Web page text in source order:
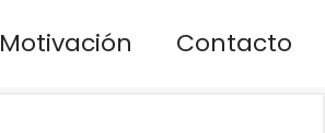
Motivación Contacto